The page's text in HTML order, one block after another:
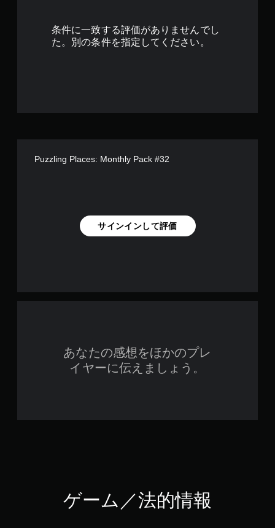
条件に一致する評価がありませんでし
た。別の条件を指定してください。
Puzzling Places: Monthly Pack #32
サインインして評価
あなたの感想をほかのプレ
イヤーに伝えましょう。
ゲーム／法的情報